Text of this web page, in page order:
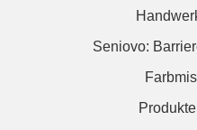
Seniovo: